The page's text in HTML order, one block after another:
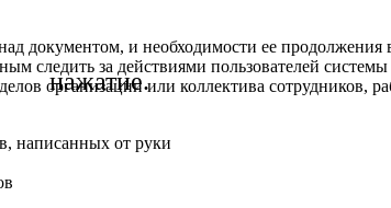
нажатие.
документом, и необходимости ее продолжения
следить за действиями пользователей системы
организации или коллектива сотрудников,
написанных от руки